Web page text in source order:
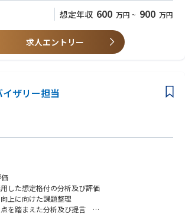
ンをチームが構築できるよう提案および支援しま
上場企業において総務、マーケティング・営業系
ン・販促等）経験者
ント企画
想定年収 600 万円 ~ 900 万円
求人エントリー
ザリー担当
価
した想定格付の分析及び評価
上に向けた課題整理
を踏まえた分析及び提言